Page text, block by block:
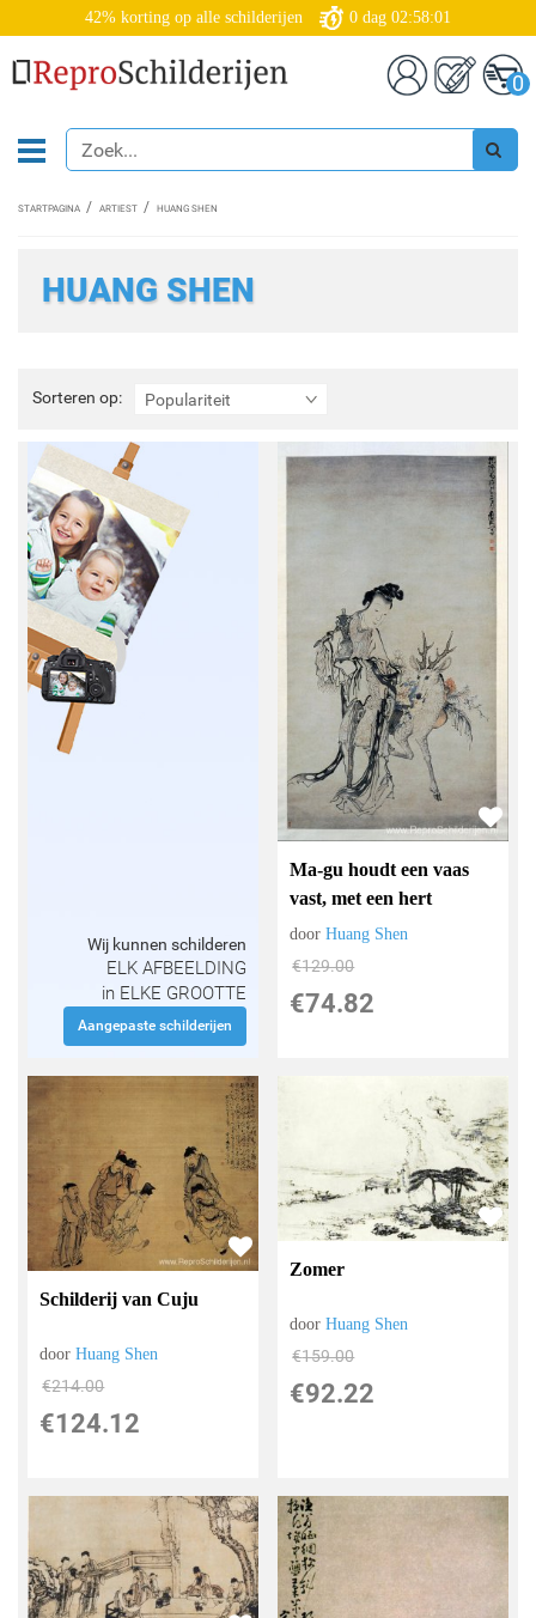
42% korting op alle schilderijen 0 dag 02:58:00
0
STARTPAGINA ARTIEST HUANG SHEN
HUANG SHEN
Sorteren op: Populariteit
Sorteren
op:
Wij kunnen schilderen
ELK AFBEELDING
in ELKE GROOTTE
Aangepaste schilderijen
Ma-gu houdt een vaas
vast, met een hert
doorHuang Shen
€129.00
€74.82
Schilderij van Cuju
doorHuang Shen
€214.00
€124.12
Zomer
doorHuang Shen
€159.00
€92.22